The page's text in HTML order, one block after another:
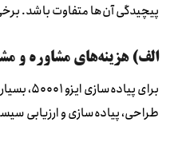
پیچیدگی آن‌ها متفاوت باشد.
الف) هزینه‌های مشاوره و
برای
طراحی، پیاده‌سازی و ارزیابی